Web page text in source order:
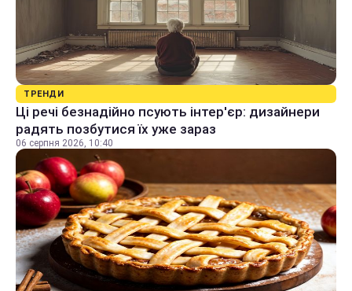
ТРЕНДИ
Ці речі безнадійно псують інтер'єр: дизайнери
радять позбутися їх уже зараз
06 серпня 2026, 10:40